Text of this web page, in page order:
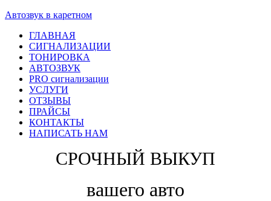
Автозвук в каретном
ГЛАВНАЯ
СИГНАЛИЗАЦИИ
ТОНИРОВКА
АВТОЗВУК
PRO сигнализации
УСЛУГИ
ОТЗЫВЫ
ПРАЙСЫ
КОНТАКТЫ
НАПИСАТЬ НАМ
СРОЧНЫЙ ВЫКУП
вашего авто